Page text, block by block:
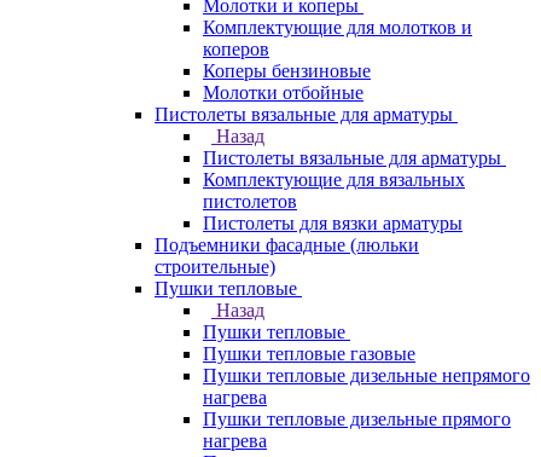
Молотки и коперы
Комплектующие для молотков и
коперов
Коперы бензиновые
Молотки отбойные
Пистолеты вязальные для арматуры
Назад
Пистолеты вязальные для арматуры
Комплектующие для вязальных
пистолетов
Пистолеты для вязки арматуры
Подъемники фасадные (люльки
строительные)
Пушки тепловые
Назад
Пушки тепловые
Пушки тепловые газовые
Пушки тепловые дизельные непрямого
нагрева
Пушки тепловые дизельные прямого
нагрева